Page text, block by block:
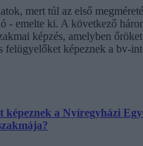
mert túl az első
- emelte ki. A következő
képzés, amelyben
felügyelőket képeznek a bv-
képeznek a Nyíregyházi